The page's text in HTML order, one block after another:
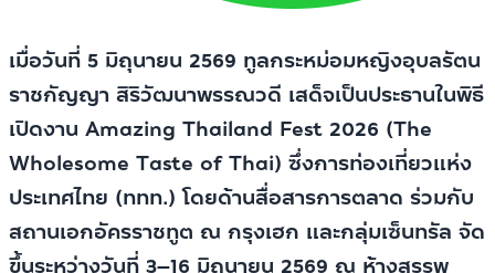
เมื่อวันที่ 5 มิถุนายน 2569 ทูลกระหม่อมหญิงอุบลรัตน
ราชกัญญา สิริวัฒนาพรรณวดี เสด็จเป็นประธานในพิธี
เปิดงาน Amazing Thailand Fest 2026 (The
Wholesome Taste of Thai) ซึ่งการท่องเที่ยวแห่ง
ประเทศไทย (ททท.) โดยด้านสื่อสารการตลาด ร่วมกับ
สถานเอกอัครราชทูต ณ กรุงเฮก และกลุ่มเซ็นทรัล จัด
ขึ้นระหว่างวันที่ 3–16 มิถุนายน 2569 ณ ห้างสรรพ